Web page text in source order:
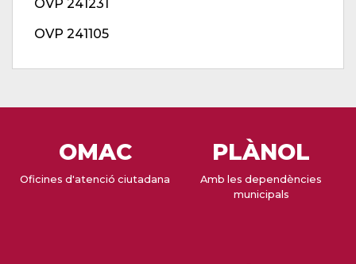
OVP 241231
OVP 241105
OMAC
Oficines d'atenció ciutadana
PLÀNOL
Amb les dependències
municipals